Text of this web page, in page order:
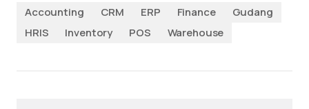
Accounting
CRM ERP Finance
Gudang
HRIS
Inventory POS Warehouse